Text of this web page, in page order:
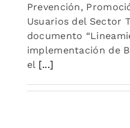
Prevención,
Usuarios del Sector
documento
implementación de
el [...]